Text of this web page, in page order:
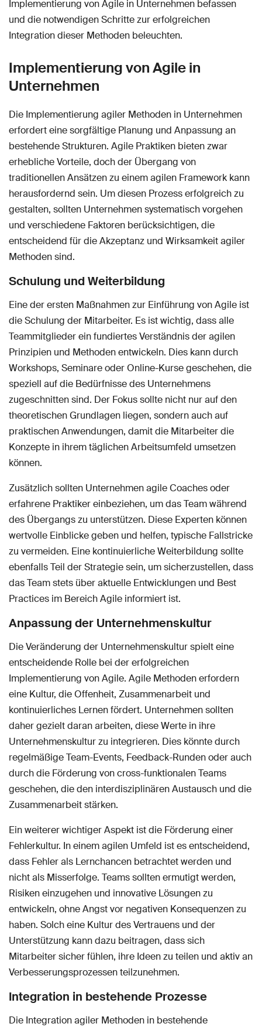
Implementierung von Agile in Unternehmen befassen
und die notwendigen Schritte zur erfolgreichen
Integration dieser Methoden beleuchten.
Implementierung von Agile in
Unternehmen
Die Implementierung agiler Methoden in Unternehmen
erfordert eine sorgfältige Planung und Anpassung an
bestehende Strukturen. Agile Praktiken bieten zwar
erhebliche Vorteile, doch der Übergang von
traditionellen Ansätzen zu einem agilen Framework kann
herausfordernd sein. Um diesen Prozess erfolgreich zu
gestalten, sollten Unternehmen systematisch vorgehen
und verschiedene Faktoren berücksichtigen, die
entscheidend für die Akzeptanz und Wirksamkeit agiler
Methoden sind.
Schulung und Weiterbildung
Eine der ersten Maßnahmen zur Einführung von Agile ist
die Schulung der Mitarbeiter. Es ist wichtig, dass alle
Teammitglieder ein fundiertes Verständnis der agilen
Prinzipien und Methoden entwickeln. Dies kann durch
Workshops, Seminare oder Online-Kurse geschehen, die
speziell auf die Bedürfnisse des Unternehmens
zugeschnitten sind. Der Fokus sollte nicht nur auf den
theoretischen Grundlagen liegen, sondern auch auf
praktischen Anwendungen, damit die Mitarbeiter die
Konzepte in ihrem täglichen Arbeitsumfeld umsetzen
können.
Zusätzlich sollten Unternehmen agile Coaches oder
erfahrene Praktiker einbeziehen, um das Team während
des Übergangs zu unterstützen. Diese Experten können
wertvolle Einblicke geben und helfen, typische Fallstricke
zu vermeiden. Eine kontinuierliche Weiterbildung sollte
ebenfalls Teil der Strategie sein, um sicherzustellen, dass
das Team stets über aktuelle Entwicklungen und Best
Practices im Bereich Agile informiert ist.
Anpassung der Unternehmenskultur
Die Veränderung der Unternehmenskultur spielt eine
entscheidende Rolle bei der erfolgreichen
Implementierung von Agile. Agile Methoden erfordern
eine Kultur, die Offenheit, Zusammenarbeit und
kontinuierliches Lernen fördert. Unternehmen sollten
daher gezielt daran arbeiten, diese Werte in ihre
Unternehmenskultur zu integrieren. Dies könnte durch
regelmäßige Team-Events, Feedback-Runden oder auch
durch die Förderung von cross-funktionalen Teams
geschehen, die den interdisziplinären Austausch und die
Zusammenarbeit stärken.
Ein weiterer wichtiger Aspekt ist die Förderung einer
Fehlerkultur. In einem agilen Umfeld ist es entscheidend,
dass Fehler als Lernchancen betrachtet werden und
nicht als Misserfolge. Teams sollten ermutigt werden,
Risiken einzugehen und innovative Lösungen zu
entwickeln, ohne Angst vor negativen Konsequenzen zu
haben. Solch eine Kultur des Vertrauens und der
Unterstützung kann dazu beitragen, dass sich
Mitarbeiter sicher fühlen, ihre Ideen zu teilen und aktiv an
Verbesserungsprozessen teilzunehmen.
Integration in bestehende Prozesse
Die Integration agiler Methoden in bestehende